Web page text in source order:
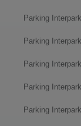
Parking
Parking
Parking
Parking
Parking